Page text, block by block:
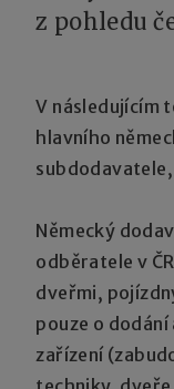
z pohledu
V následujícím
hlavního
subdodavatele,
Německý
odběratele v
dveřmi,
pouze o
zařízení